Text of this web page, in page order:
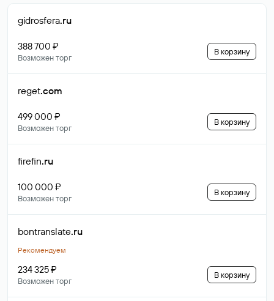
gidrosfera.ru
388 700 ₽
Возможен торг
В корзину
reget.com
499 000 ₽
Возможен торг
В корзину
firefin.ru
100 000 ₽
Возможен торг
В корзину
bontranslate.ru
Рекомендуем
234 325 ₽
Возможен торг
В корзину